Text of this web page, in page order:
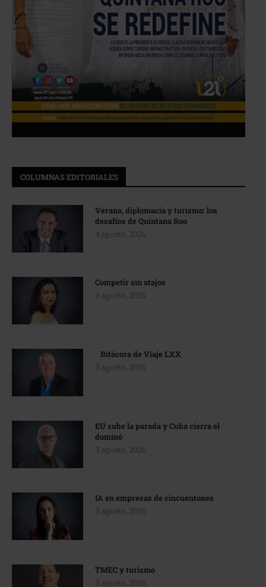
COLUMNAS EDITORIALES
Verano, diplomacia y turismo: los
desafíos de Quintana Roo
4 agosto, 2026
Competir sin atajos
4 agosto, 2026
Bitácora de Viaje LXX
3 agosto, 2026
EU sube la parada y Cuba cierra el
dominó
3 agosto, 2026
IA en empresas de cincuentones
3 agosto, 2026
TMEC y turismo
3 agosto, 2026